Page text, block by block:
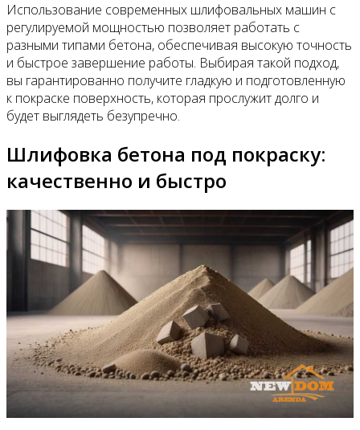
Использование современных шлифовальных машин с
регулируемой мощностью позволяет работать с
разными типами бетона, обеспечивая высокую точность
и быстрое завершение работы. Выбирая такой подход,
вы гарантированно получите гладкую и подготовленную
к покраске поверхность, которая прослужит долго и
будет выглядеть безупречно.
Шлифовка бетона под покраску:
качественно и быстро